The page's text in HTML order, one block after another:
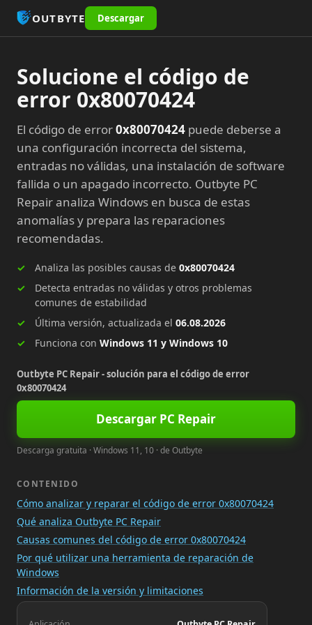
OUTBYTE Descargar
Solucione el código de
error 0x80070424
El código de error0x80070424 puede deberse a
una configuración incorrecta del sistema,
entradas no válidas, una instalación de software
fallida o un apagado incorrecto. Outbyte PC
Repair analiza Windows en busca de estas
anomalías y prepara las reparaciones
recomendadas.
Analiza las posibles causas de 0x80070424
Detecta entradas no válidas y otros problemas
comunes de estabilidad
Última versión, actualizada el 06.08.2026
Funciona con Windows 11 y Windows 10
Outbyte PC Repair - solución para el código de error
0x80070424
Descargar PC Repair
Descarga gratuita · Windows 11, 10 · de Outbyte
CONTENIDO
Cómo analizar y reparar el código de error 0x80070424
Qué analiza Outbyte PC Repair
Causas comunes del código de error 0x80070424
Por qué utilizar una herramienta de reparación de
Windows
Información de la versión y limitaciones